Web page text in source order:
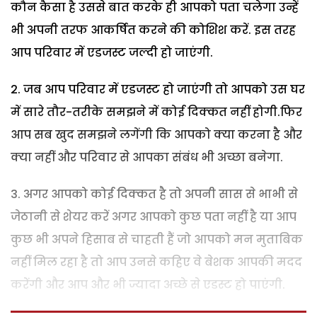
कौन कैसा है उससे बात करके ही आपको पता चलेगा उन्हें
भी अपनी तरफ आकर्षित करने की कोशिश करें. इस तरह
आप परिवार में एडजस्ट जल्दी हो जाएंगी.
जब आप परिवार में एडजस्ट हो जाएंगी तो आपको उस घर
में सारे तौर-तरीके समझने में कोई दिक्कत नहीं होगी.फिर
आप सब खुद समझने लगेंगी कि आपको क्या करना है और
क्या नहीं और परिवार से आपका संबंध भी अच्छा बनेगा.
3. अगर आपको कोई दिक्कत है तो अपनी सास से भाभी से
जेठानी से शेयर करें अगर आपको कुछ पता नहीं है या आप
कुछ भी अपने हिसाब से चाहती हैं जो आपको मन मुताबिक
नहीं मिल रहा है तो आप उनसे कहिए वे बेशक आपकी मदद
करेंगी और आप और भी ज्यादा अच्छे से एडस्ट हो पाएंगी.